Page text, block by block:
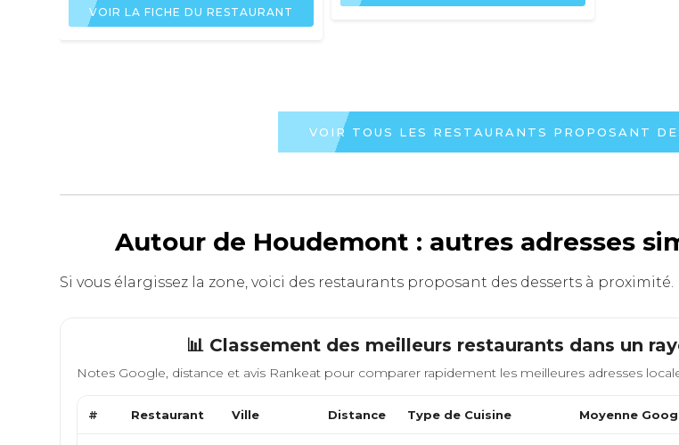
VOIR LA FICHE DU RESTAURANT
VOIR TOUS LES RESTAURANTS PROPOSANT
Autour de Houdemont : autres adresses
Si vous élargissez la zone, voici des restaurants proposant des desserts à proximité.
📊 Classement des meilleurs restaurants dans un
Notes Google, distance et avis Rankeat pour comparer rapidement les meilleures adresses
# Restaurant Ville Distance Type de Cuisine Moyenne